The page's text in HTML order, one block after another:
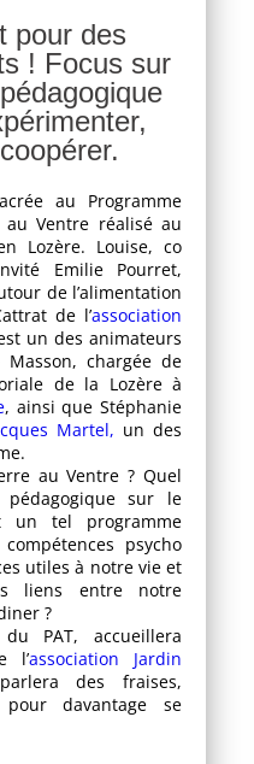
pour des
! Focus sur
au Programme
Ventre réalisé au
Lozère. Louise, co
Emilie Pourret,
de l’alimentation
de l’association
un des animateurs
chargée de
de la Lozère à
, ainsi que Stéphanie
Martel, un des
au Ventre ? Quel
pédagogique sur le
un tel programme
psycho
utiles à notre vie et
liens entre notre
?
PAT, accueillera
l’association Jardin
des fraises,
pour davantage se